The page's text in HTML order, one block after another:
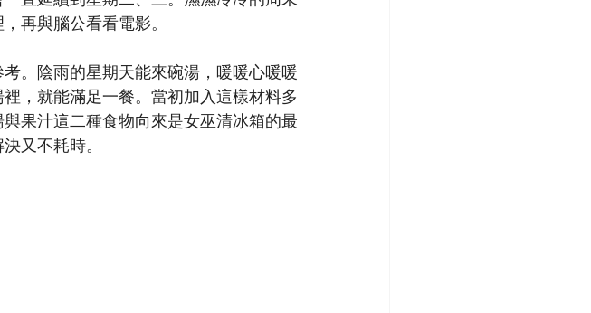
再與腦公看看電影。
。陰雨的星期天能來碗湯，暖暖心暖暖
，就能滿足一餐。當初加入這樣材料多
果汁這二種食物向來是女巫清冰箱的最
又不耗時。